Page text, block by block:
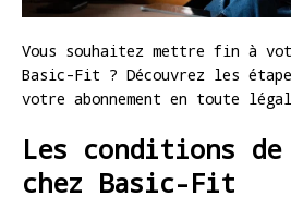
Vous souhaitez mettre fin à
Basic-Fit ? Découvrez les
votre abonnement en toute
Les conditions
chez Basic-Fit